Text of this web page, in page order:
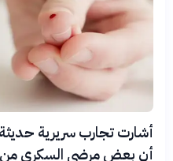
أن بعض مرضى السكري من